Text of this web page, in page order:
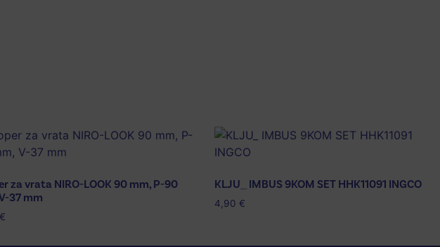
za vrata NIRO-LOOK 90 mm, P-90
37 mm
€
KLJU_ IMBUS 9KOM SET HHK11091 INGCO
4,90 €